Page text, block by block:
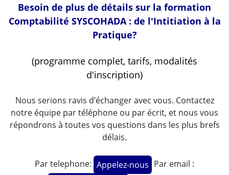
Besoin de plus de détails sur la formation
Comptabilité SYSCOHADA : de l'Intitiation à la
Pratique?
(programme complet, tarifs, modalités
d'inscription)
Nous serions ravis d’échanger avec vous. Contactez
notre équipe par téléphone ou par écrit, et nous vous
répondrons à toutes vos questions dans les plus brefs
délais.
Par telephone: Appelez-nous Par email :